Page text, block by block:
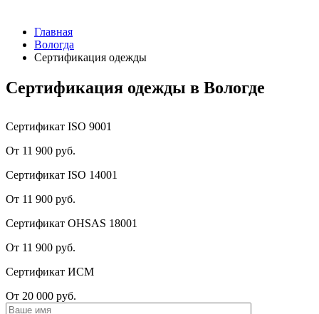
Главная
Вологда
Сертификация одежды
Сертификация одежды в Вологде
Сертификат ISO 9001
От 11 900 руб.
Сертификат ISO 14001
От 11 900 руб.
Сертификат OHSAS 18001
От 11 900 руб.
Сертификат ИСМ
От 20 000 руб.